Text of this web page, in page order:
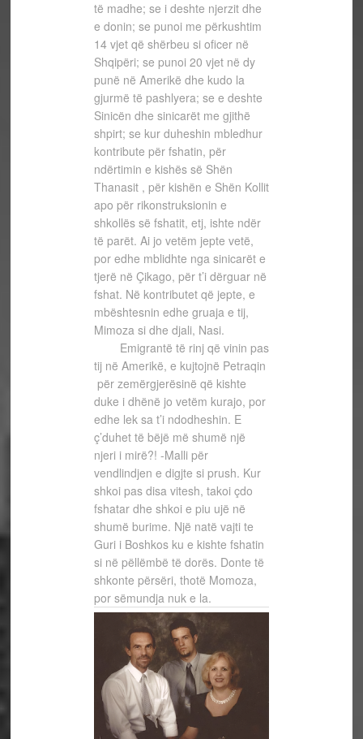
të madhe; se i deshte njerzit dhe
e donin; se punoi me përkushtim
14 vjet që shërbeu si oficer në
Shqipëri; se punoi 20 vjet në dy
punë në Amerikë dhe kudo la
gjurmë të pashlyera; se e deshte
Sinicën dhe sinicarët me gjithë
shpirt; se kur duheshin mbledhur
kontribute për fshatin, për
ndërtimin e kishës së Shën
Thanasit , për kishën e Shën Kollit
apo për rikonstruksionin e
shkollës së fshatit, etj, ishte ndër
të parët. Ai jo vetëm jepte vetë,
por edhe mblidhte nga sinicarët e
tjerë në Çikago, për t’i dërguar në
fshat. Në kontributet që jepte, e
mbështesnin edhe gruaja e tij,
Mimoza si dhe djali, Nasi.
Emigrantë të rinj që vinin pas
tij në Amerikë, e kujtojnë Petraqin
për zemërgjerësinë që kishte
duke i dhënë jo vetëm kurajo, por
edhe lek sa t’i ndodheshin. E
ç’duhet të bëjë më shumë një
njeri i mirë?! -Malli për
vendlindjen e digjte si prush. Kur
shkoi pas disa vitesh, takoi çdo
fshatar dhe shkoi e piu ujë në
shumë burime. Një natë vajti te
Guri i Boshkos ku e kishte fshatin
si në pëllëmbë të dorës. Donte të
shkonte përsëri, thotë Momoza,
por sëmundja nuk e la.